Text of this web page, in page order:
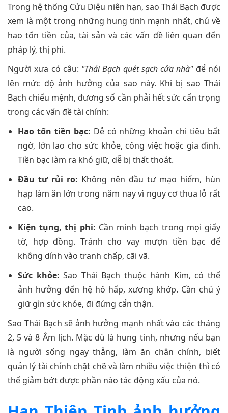
Trong hệ thống Cửu Diệu niên hạn, sao Thái Bạch được
xem là một trong những hung tinh mạnh nhất, chủ về
hao tốn tiền của, tài sản và các vấn đề liên quan đến
pháp lý, thị phi.
Người xưa có câu: "Thái Bạch quét sạch cửa nhà"để nói
lên mức độ ảnh hưởng của sao này. Khi bị sao Thái
Bạch chiếu mệnh, đương số cần phải hết sức cẩn trọng
trong các vấn đề tài chính:
Hao tốn tiền bạc: Dễ có những khoản chi tiêu bất
ngờ, lớn lao cho sức khỏe, công việc hoặc gia đình.
Tiền bạc làm ra khó giữ, dễ bị thất thoát.
Đầu tư rủi ro: Không nên đầu tư mạo hiểm, hùn
hạp làm ăn lớn trong năm nay vì nguy cơ thua lỗ rất
cao.
Kiện tụng, thị phi: Cần minh bạch trong mọi giấy
tờ, hợp đồng. Tránh cho vay mượn tiền bạc để
không dính vào tranh chấp, cãi vã.
Sức khỏe: Sao Thái Bạch thuộc hành Kim, có thể
ảnh hưởng đến hệ hô hấp, xương khớp. Cần chú ý
giữ gìn sức khỏe, đi đứng cẩn thận.
Sao Thái Bạch sẽ ảnh hưởng mạnh nhất vào các tháng
2, 5 và 8 Âm lịch. Mặc dù là hung tinh, nhưng nếu bạn
là người sống ngay thẳng, làm ăn chân chính, biết
quản lý tài chính chặt chẽ và làm nhiều việc thiện thì có
thể giảm bớt được phần nào tác động xấu của nó.